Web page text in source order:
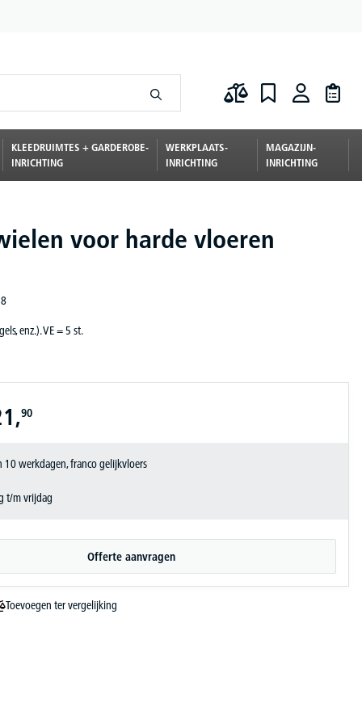
KLEEDRUIMTES + GARDEROBE-
INRICHTING
WERKPLAATS-
INRICHTING
MAGAZIJN-
INRICHTING
voor harde vloeren
enz.). VE = 5 st.
90
werkdagen, franco gelijkvloers
t/m vrijdag
Offerte aanvragen
Toevoegen ter vergelijking